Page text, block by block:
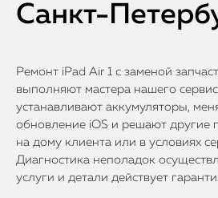
Санкт-
Ремонт iPad Air 1 с заменой
выполняют мастера нашего
устанавливают аккумуляторы,
обновление iOS и решают другие
на дому клиента или в условиях
Диагностика неполадок
услуги и детали действует